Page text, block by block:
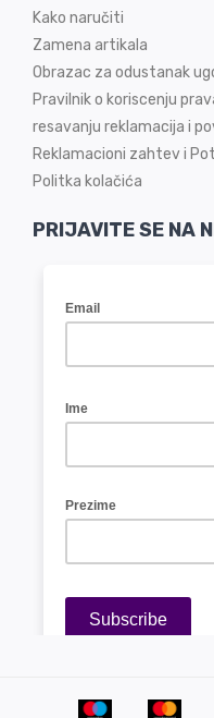
Kako naručiti
Zamena artikala
Obrazac za odustanak
Pravilnik o koriscenju
resavanju reklamacija i
Reklamacioni zahtev i
Politka kolačića
PRIJAVITE SE NA